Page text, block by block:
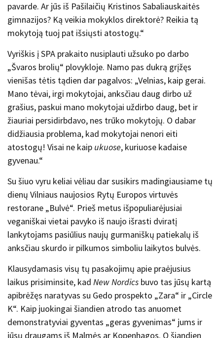
pavarde. Ar jūs iš Pašilaičių Kristinos Sabaliauskaitės
gimnazijos? Ką veikia mokyklos direktorė? Reikia tą
mokytoją tuoj pat išsiųsti atostogų.“
Vyriškis į SPA prakaito nusiplauti užsuko po darbo
„Švaros brolių“ plovykloje. Namo pas dukrą grįžęs
vienišas tėtis tądien dar pagalvos: „Velnias, kaip gerai.
Mano tėvai, irgi mokytojai, anksčiau daug dirbo už
grašius, paskui mano mokytojai uždirbo daug, bet ir
žiauriai persidirbdavo, nes trūko mokytojų. O dabar
didžiausia problema, kad mokytojai nenori eiti
atostogų! Visai ne kaip ukuose, kuriuose kadaise
gyvenau.“
Su šiuo vyru keliai vėliau dar susikirs madingiausiame tų
dienų Vilniaus naujosios Rytų Europos virtuvės
restorane „Bulvė“. Prieš metus išpopuliarėjusiai
veganiškai vietai pavyko iš naujo išrasti dviratį
lankytojams pasiūlius naujų gurmaniškų patiekalų iš
anksčiau skurdo ir pilkumos simboliu laikytos bulvės.
Klausydamasis visų tų pasakojimų apie praėjusius
laikus prisiminsite, kad New Nordics buvo tas jūsų kartą
apibrėžęs naratyvas su Gedo prospekto „Zara“ ir „Circle
K“. Kaip juokingai šiandien atrodo tas anuomet
demonstratyviai gyventas „geras gyvenimas“ jums ir
jūsų draugams iš Malmės ar Kopenhagos. O šiandien